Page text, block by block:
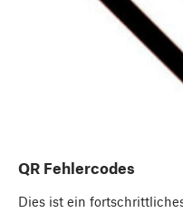
QR Fehlercodes
Dies ist ein